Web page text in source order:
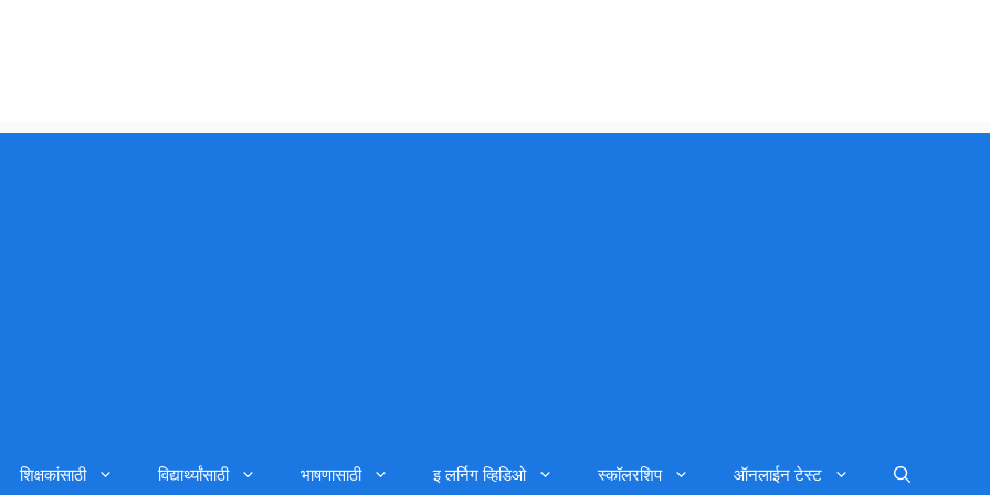
शिक्षकांसाठी विद्यार्थ्यांसाठी भाषणासाठी इ लर्निग व्हिडिओ स्कॉलरशिप ऑनलाईन टेस्ट